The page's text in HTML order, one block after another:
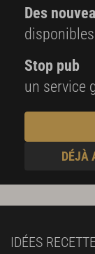
Des
Stop pub
un service
DÉJÀ
IDÉES